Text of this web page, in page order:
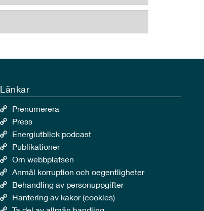
Länkar
Prenumerera
Press
Energiutblick podcast
Publikationer
Om webbplatsen
Anmäl korruption och oegentligheter
Behandling av personuppgifter
Hantering av kakor (cookies)